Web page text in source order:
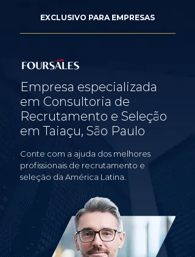
EXCLUSIVO PARA EMPRESAS
Empresa especializada
em Consultoria de
Recrutamento e Seleção
em Taiaçu, São Paulo
Conte com a ajuda dos melhores
profissionais de recrutamento e
seleção da América Latina.